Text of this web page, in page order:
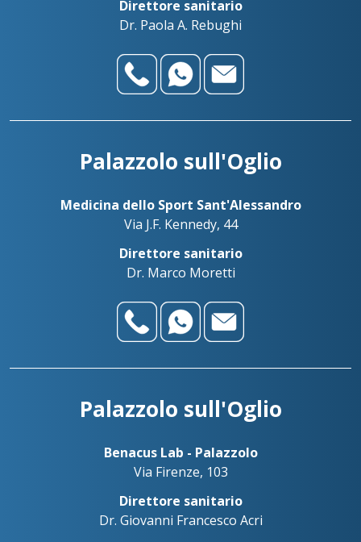
Direttore sanitario
Dr. Paola A. Rebughi
Palazzolo sull'Oglio
Medicina dello Sport Sant'Alessandro
Via J.F. Kennedy, 44
Direttore sanitario
Dr. Marco Moretti
Palazzolo sull'Oglio
Benacus Lab - Palazzolo
Via Firenze, 103
Direttore sanitario
Dr. Giovanni Francesco Acri